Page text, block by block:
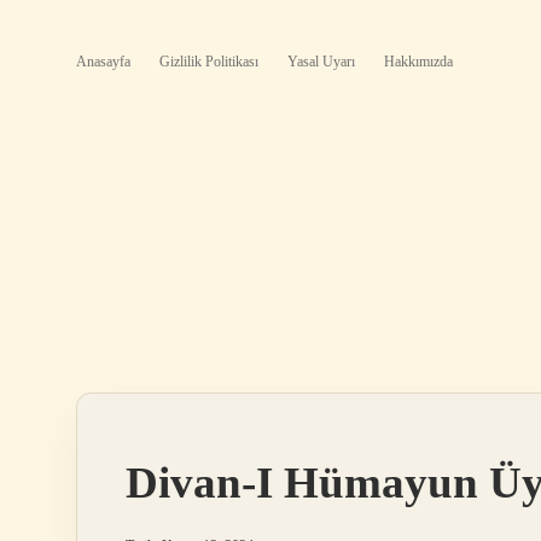
Anasayfa Gizlilik Politikası Yasal Uyarı Hakkımızda
Divan-I Hümayun